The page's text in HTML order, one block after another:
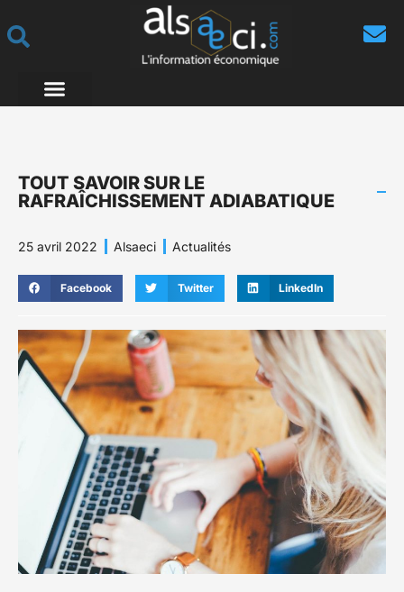
TOUT SAVOIR SUR LE
RAFRAÎCHISSEMENT ADIABATIQUE
25 avril 2022 Alsaeci Actualités
Facebook Twitter LinkedIn